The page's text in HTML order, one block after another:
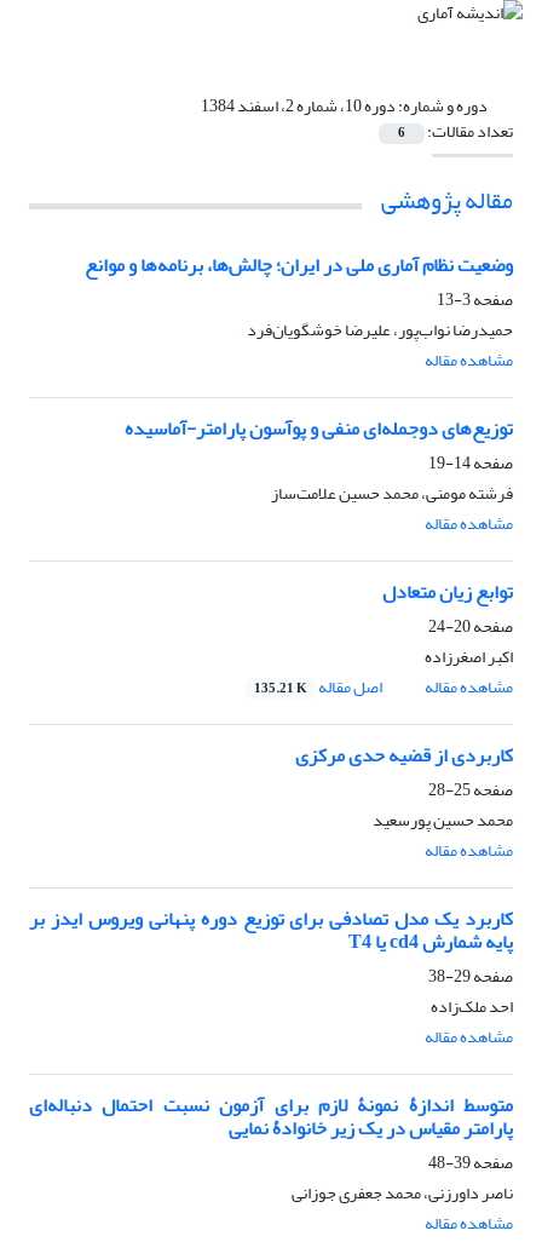
دوره و شماره:دوره 10، شماره 2، اسفند 1384
تعداد مقالات: 6
مقاله پژوهشی
وضعیت نظام آماری ملی در ایران؛ چالش‌ها، برنامه‌ها و موانع
صفحه3-13
حمیدرضا نواب‌پور، علیرضا خوشگویان‌فرد
مشاهده مقاله
توزیع‌های دوجمله‌ای منفی و پوآسون پارامتر-آماسیده
صفحه14-19
فرشته مومنی، محمد حسین علامت‌ساز
مشاهده مقاله
توابع زیان متعادل
صفحه20-24
اکبر اصغرزاده
مشاهده مقاله
اصل مقاله 135.21 K
کاربردی از قضیه حدی مرکزی
صفحه25-28
محمد حسین پورسعید
مشاهده مقاله
کاربرد یک مدل تصادفی برای توزیع دوره پنهانی ویروس ایدز بر
پایه شمارش cd4 یا T4
صفحه29-38
احد ملک‌زاده
مشاهده مقاله
متوسط اندازۀ نمونۀ لازم برای آزمون نسبت احتمال دنباله‌ای
پارامتر مقیاس در یک زیر خانوادۀ نمایی
صفحه39-48
ناصر داورزنی، محمد جعفری جوزانی
مشاهده مقاله